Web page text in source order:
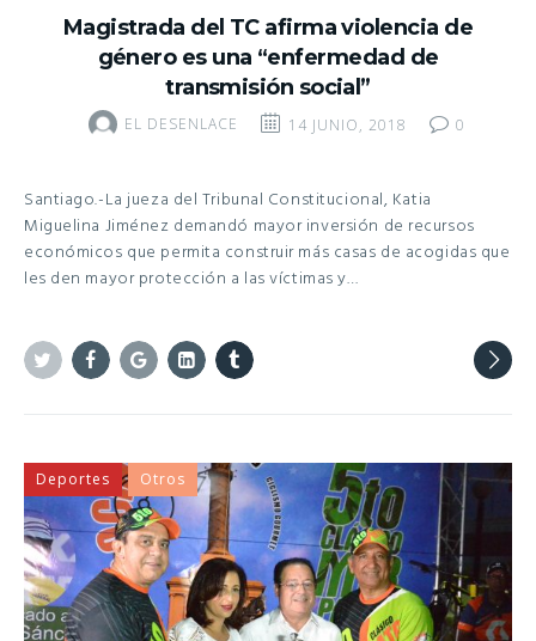
Magistrada del TC afirma violencia de
género es una “enfermedad de
transmisión social”
EL DESENLACE 14 JUNIO, 2018 0
Santiago.-La jueza del Tribunal Constitucional, Katia
Miguelina Jiménez demandó mayor inversión de recursos
económicos que permita construir más casas de acogidas que
les den mayor protección a las víctimas y…
Deportes Otros